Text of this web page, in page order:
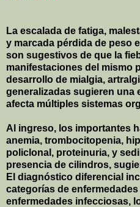
La escalada de fatiga,
y marcada pérdida de peso
son sugestivos de que la
manifestaciones del mismo
desarrollo de mialgia,
generalizadas sugieren una
afecta múltiples sistemas
Al ingreso, los importantes
anemia, trombocitopenia,
policlonal, proteinuria, y
presencia de cilindros,
El diagnóstico diferencial
categorías de
enfermedades infecciosas,